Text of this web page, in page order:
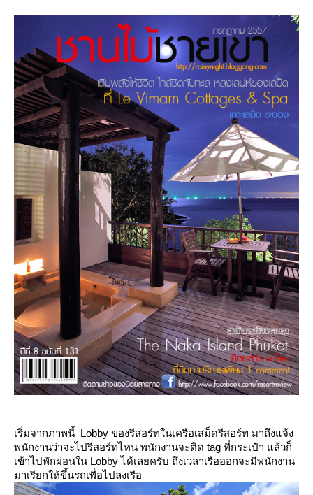
เริ่มจากภาพนี้ Lobby ของรีสอร์ทในเครือเสม็ดรีสอร์ท มาถึงแจ้ง
พนักงานว่าจะไปรีสอร์ทไหน พนักงานจะติด tag ที่กระเป๋า แล้วก็
เข้าไปพักผ่อนใน Lobby ได้เลยครับ ถึงเวลาเรือออกจะมีพนักงาน
มาเรียกให้ขึ้นรถเพื่อไปลงเรือ